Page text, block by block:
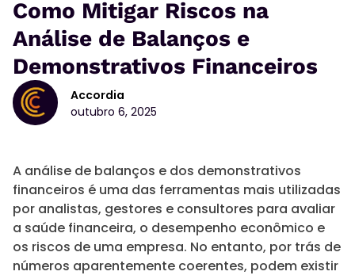
Como Mitigar Riscos na
Análise de Balanços e
Demonstrativos Financeiros
Accordia
outubro 6, 2025
A análise de balanços e dos demonstrativos
financeiros é uma das ferramentas mais utilizadas
por analistas, gestores e consultores para avaliar
a saúde financeira, o desempenho econômico e
os riscos de uma empresa. No entanto, por trás de
números aparentemente coerentes, podem existir